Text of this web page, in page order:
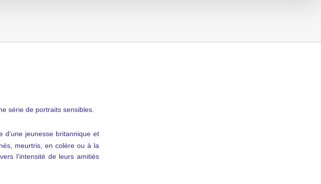
série de portraits sensibles.
jeunesse britannique et
meurtris, en colère ou à la
l’intensité de leurs amitiés